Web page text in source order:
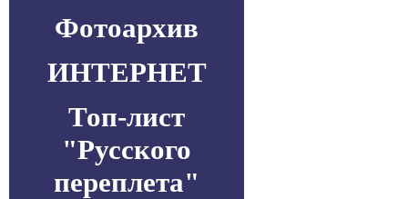
Фотоархив
ИНТЕРНЕТ
Топ-лист
"Русского
переплета"